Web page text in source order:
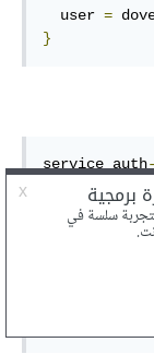
  user
=
}
service auth-
# Auth
default, so
# /etc/